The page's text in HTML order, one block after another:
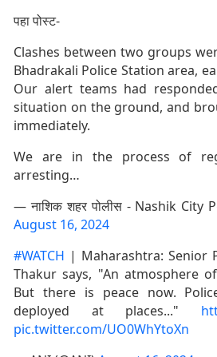
पहा पोस्ट-
Clashes between two groups
Bhadrakali Police Station area,
Our alert teams had
situation on the ground, and
immediately.
We are in the process of
arresting…
— नाशिक शहर पोलीस - Nashik City
August 16, 2024
#WATCH | Maharashtra: Senior
Thakur says, "An atmosphere
But there is peace now.
deployed at places..."
pic.twitter.com/UO0WhYtoXn